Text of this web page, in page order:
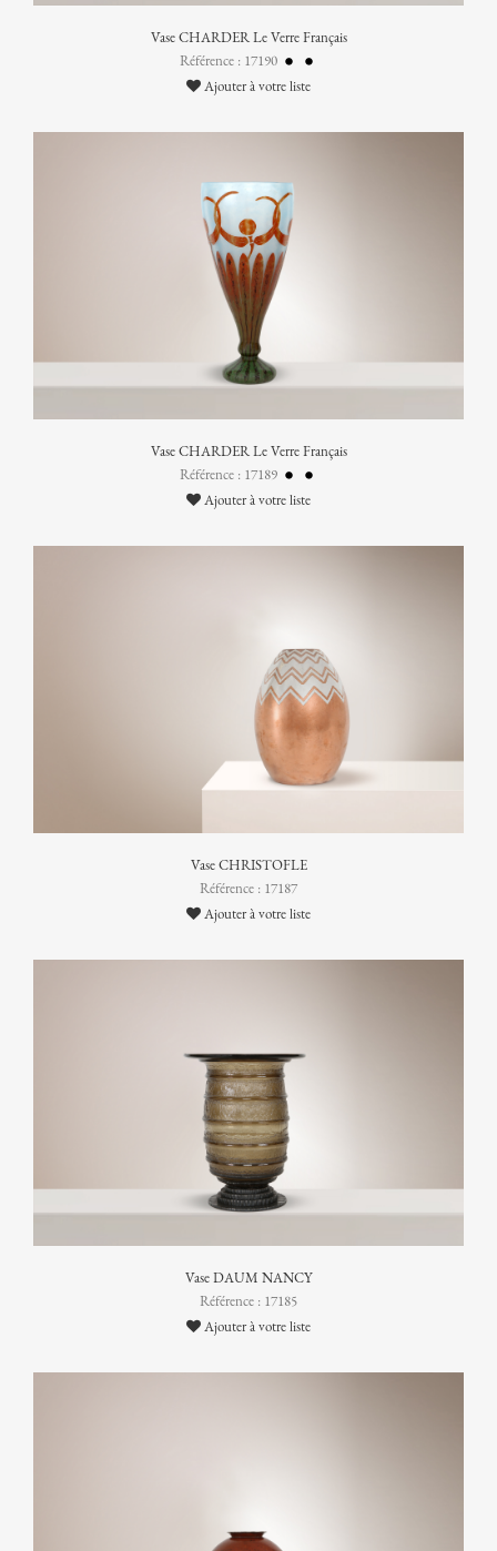
Vase CHARDER Le Verre Français
Référence : 17190
Ajouter à votre liste
Vase CHARDER Le Verre Français
Référence : 17189
Ajouter à votre liste
Vase CHRISTOFLE
Référence : 17187
Ajouter à votre liste
Vase DAUM NANCY
Référence : 17185
Ajouter à votre liste